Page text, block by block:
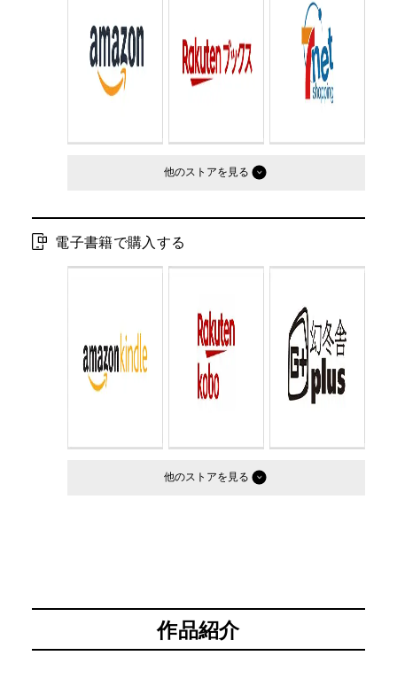
判型： 四六判
他のストア
電子書籍で購入する
他のストア
作品紹介